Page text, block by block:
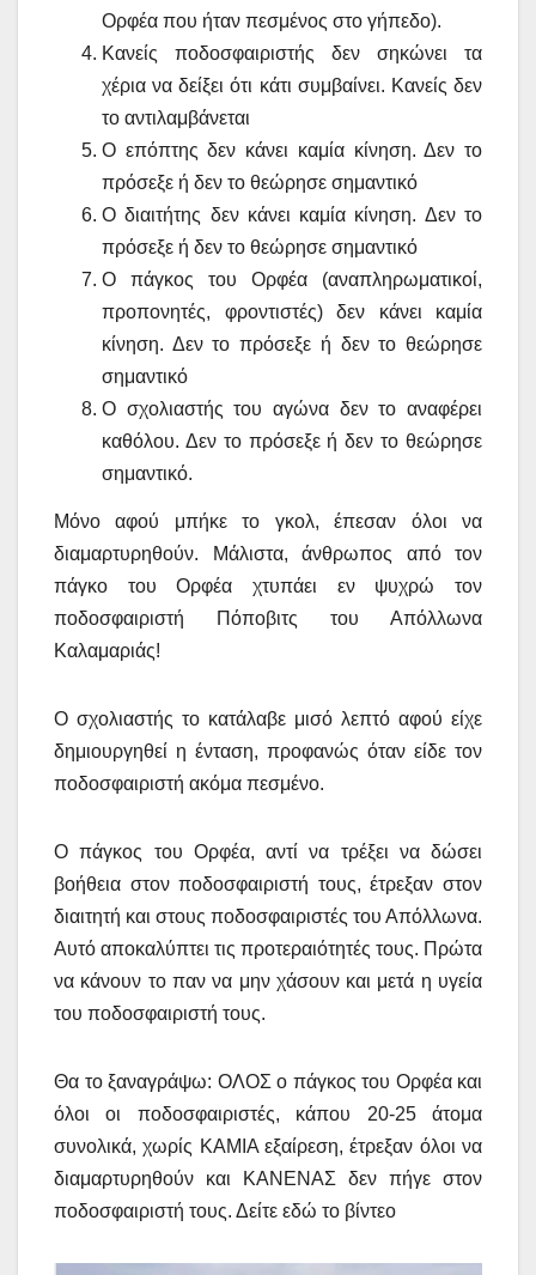
Ορφέα που ήταν πεσμένος στο γήπεδο).
Κανείς ποδοσφαιριστής δεν σηκώνει τα
χέρια να δείξει ότι κάτι συμβαίνει. Κανείς δεν
το αντιλαμβάνεται
Ο επόπτης δεν κάνει καμία κίνηση. Δεν το
πρόσεξε ή δεν το θεώρησε σημαντικό
Ο διαιτήτης δεν κάνει καμία κίνηση. Δεν το
πρόσεξε ή δεν το θεώρησε σημαντικό
Ο πάγκος του Ορφέα (αναπληρωματικοί,
προπονητές, φροντιστές) δεν κάνει καμία
κίνηση. Δεν το πρόσεξε ή δεν το θεώρησε
σημαντικό
Ο σχολιαστής του αγώνα δεν το αναφέρει
καθόλου. Δεν το πρόσεξε ή δεν το θεώρησε
σημαντικό.
Μόνο αφού μπήκε το γκολ, έπεσαν όλοι να
διαμαρτυρηθούν. Μάλιστα, άνθρωπος από τον
πάγκο του Ορφέα χτυπάει εν ψυχρώ τον
ποδοσφαιριστή Πόποβιτς του Απόλλωνα
Καλαμαριάς!
Ο σχολιαστής το κατάλαβε μισό λεπτό αφού είχε
δημιουργηθεί η ένταση, προφανώς όταν είδε τον
ποδοσφαιριστή ακόμα πεσμένο.
Ο πάγκος του Ορφέα, αντί να τρέξει να δώσει
βοήθεια στον ποδοσφαιριστή τους, έτρεξαν στον
διαιτητή και στους ποδοσφαιριστές του Απόλλωνα.
Αυτό αποκαλύπτει τις προτεραιότητές τους. Πρώτα
να κάνουν το παν να μην χάσουν και μετά η υγεία
του ποδοσφαιριστή τους.
Θα το ξαναγράψω: ΟΛΟΣ ο πάγκος του Ορφέα και
όλοι οι ποδοσφαιριστές, κάπου 20-25 άτομα
συνολικά, χωρίς ΚΑΜΙΑ εξαίρεση, έτρεξαν όλοι να
διαμαρτυρηθούν και ΚΑΝΕΝΑΣ δεν πήγε στον
ποδοσφαιριστή τους. Δείτε εδώ το βίντεο